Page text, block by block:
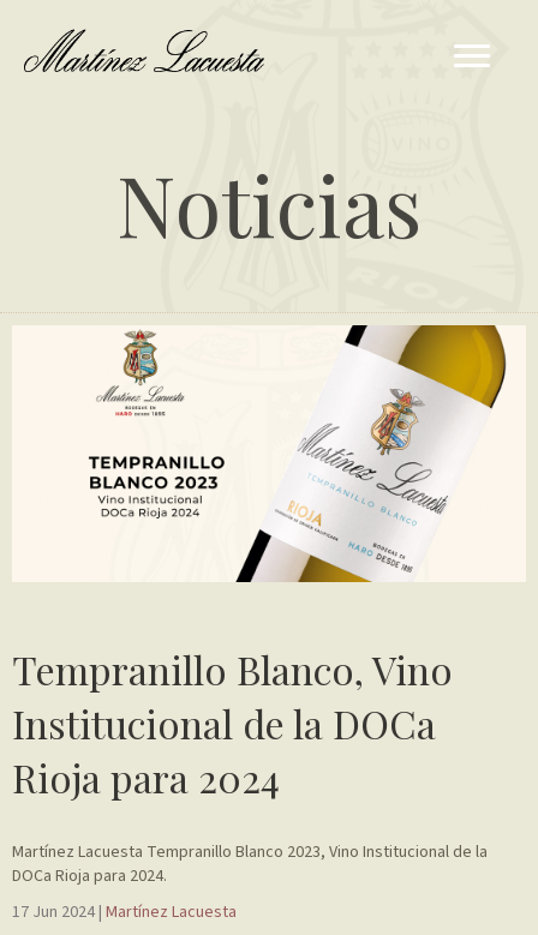
Noticias
Tempranillo Blanco, Vino
Institucional de la DOCa
Rioja para 2024
Martínez Lacuesta Tempranillo Blanco 2023, Vino Institucional de la
DOCa Rioja para 2024.
17 Jun 2024 | Martínez Lacuesta